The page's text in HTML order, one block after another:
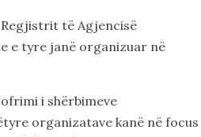
të Agjencisë
e tyre janë organizuar në
i shërbimeve
organizatave kanë në focus